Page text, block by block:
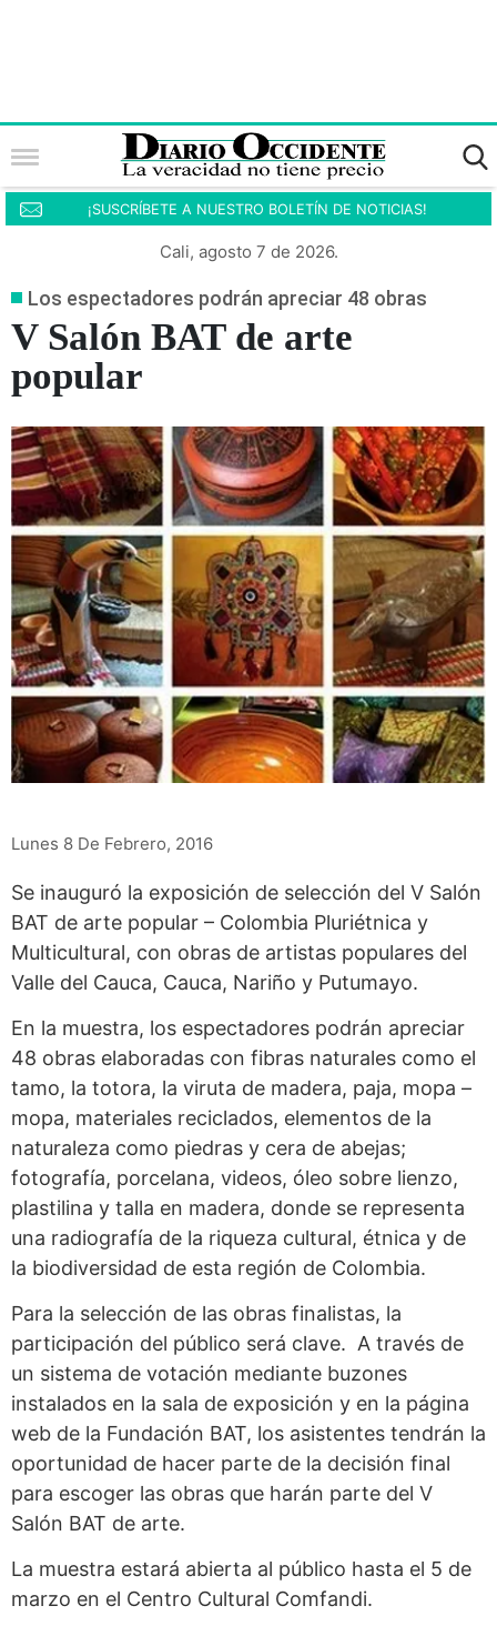
¡SUSCRÍBETE A NUESTRO BOLETÍN DE NOTICIAS!
Cali, agosto 7 de 2026.
Los espectadores podrán apreciar 48 obras
V Salón BAT de arte
popular
Lunes 8 De Febrero, 2016
Se inauguró la exposición de selección del V Salón
BAT de arte popular – Colombia Pluriétnica y
Multicultural, con obras de artistas populares del
Valle del Cauca, Cauca, Nariño y Putumayo.
En la muestra, los espectadores podrán apreciar
48 obras elaboradas con fibras naturales como el
tamo, la totora, la viruta de madera, paja, mopa –
mopa, materiales reciclados, elementos de la
naturaleza como piedras y cera de abejas;
fotografía, porcelana, videos, óleo sobre lienzo,
plastilina y talla en madera, donde se representa
una radiografía de la riqueza cultural, étnica y de
la biodiversidad de esta región de Colombia.
Para la selección de las obras finalistas, la
participación del público será clave. A través de
un sistema de votación mediante buzones
instalados en la sala de exposición y en la página
web de la Fundación BAT, los asistentes tendrán la
oportunidad de hacer parte de la decisión final
para escoger las obras que harán parte del V
Salón BAT de arte.
La muestra estará abierta al público hasta el 5 de
marzo en el Centro Cultural Comfandi.